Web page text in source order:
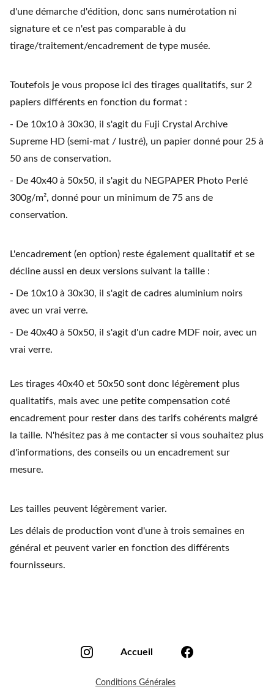
d'une démarche d'édition, donc sans numérotation ni
signature et ce n'est pas comparable à du
tirage/traitement/encadrement de type musée.
Toutefois je vous propose ici des tirages qualitatifs, sur 2
papiers différents en fonction du format :
- De 10x10 à 30x30, il s'agit du Fuji Crystal Archive
Supreme HD (semi-mat / lustré), un papier donné pour 25 à
50 ans de conservation.
- De 40x40 à 50x50, il s'agit du NEGPAPER Photo Perlé
300g/m², donné pour un minimum de 75 ans de
conservation.
L'encadrement (en option) reste également qualitatif et se
décline aussi en deux versions suivant la taille :
- De 10x10 à 30x30, il s'agit de cadres aluminium noirs
avec un vrai verre.
- De 40x40 à 50x50, il s'agit d'un cadre MDF noir, avec un
vrai verre.
Les tirages 40x40 et 50x50 sont donc légèrement plus
qualitatifs, mais avec une petite compensation coté
encadrement pour rester dans des tarifs cohérents malgré
la taille. N'hésitez pas à me contacter si vous souhaitez plus
d'informations, des conseils ou un encadrement sur
mesure.
Les tailles peuvent légèrement varier.
Les délais de production vont d'une à trois semaines en
général et peuvent varier en fonction des différents
fournisseurs.
Accueil
Conditions Générales